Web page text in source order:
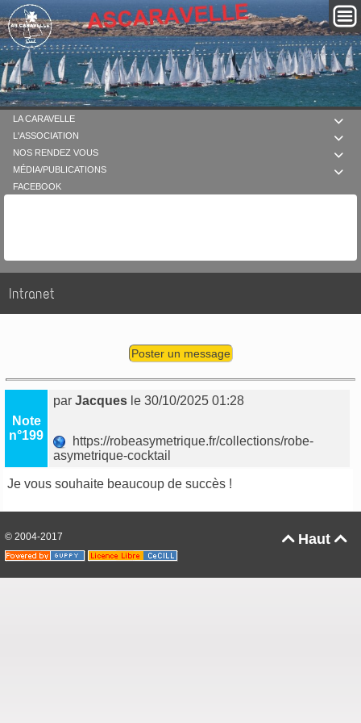

LA CARAVELLE

L'ASSOCIATION

NOS RENDEZ VOUS

MÉDIA/PUBLICATIONS
FACEBOOK
Intranet
Poster un message
Note
n°199
parJacques le 30/10/2025 01:28
https://robeasymetrique.fr/collections/robe-
asymetrique-cocktail
Je vous souhaite beaucoup de succès !
Haut 
© 2004-2017